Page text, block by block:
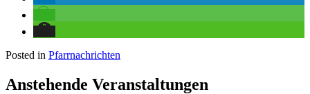
Posted in Pfarrnachrichten
Anstehende Veranstaltungen